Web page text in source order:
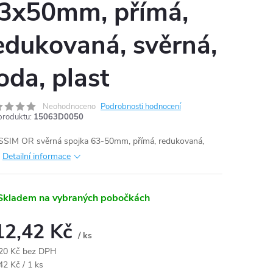
přímá,
svěrná,
plast
Neohodnoceno Podrobnosti hodnocení
15063D0050
OR svěrná spojka 63-50mm, přímá, redukovaná,
Detailní informace
na vybraných pobočkách
Kč / ks
Kč bez DPH
Kč / 1 ks